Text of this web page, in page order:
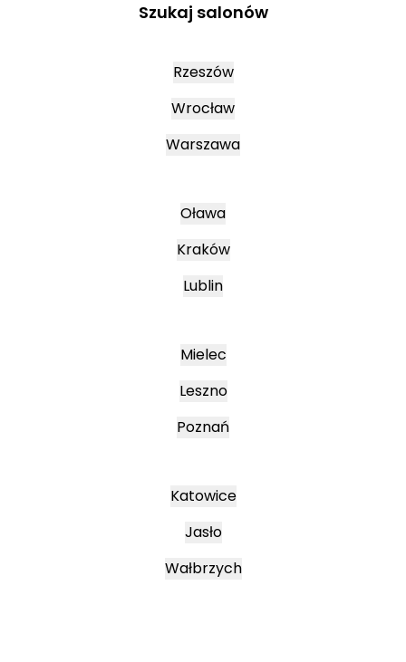
Szukaj salonów
Rzeszów
Wrocław
Warszawa
Oława
Kraków
Lublin
Mielec
Leszno
Poznań
Katowice
Jasło
Wałbrzych